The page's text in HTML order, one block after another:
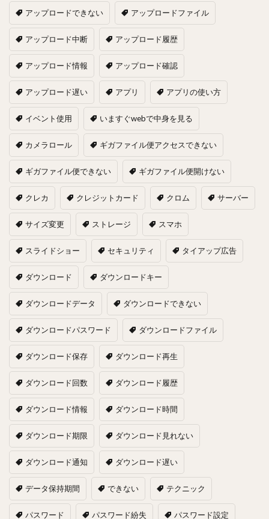
アップロードできない アップロードファイル
アップロード中断 アップロード履歴
アップロード情報 アップロード確認
アップロード遅い アプリ アプリの使い方
イベント使用 いますぐwebで中身を見る
カメラロール ギガファイル便アクセスできない
ギガファイル便できない ギガファイル便開けない
クレカ クレジットカード クロム サーバー
サイズ変更 ストレージ スマホ
スライドショー セキュリティ タイアップ広告
ダウンロード ダウンロードキー
ダウンロードデータ ダウンロードできない
ダウンロードパスワード ダウンロードファイル
ダウンロード保存 ダウンロード再生
ダウンロード回数 ダウンロード履歴
ダウンロード情報 ダウンロード時間
ダウンロード期限 ダウンロード見れない
ダウンロード通知 ダウンロード遅い
データ保持期間 できない テクニック
パスワード パスワード紛失 パスワード設定